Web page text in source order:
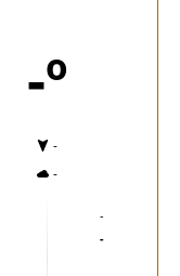
-º
-
-
-
-